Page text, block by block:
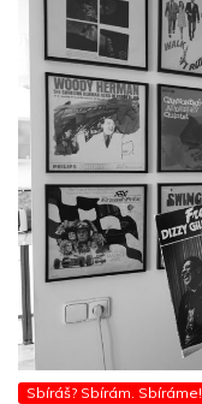
Sbíráš? Sbírám. Sbíráme!